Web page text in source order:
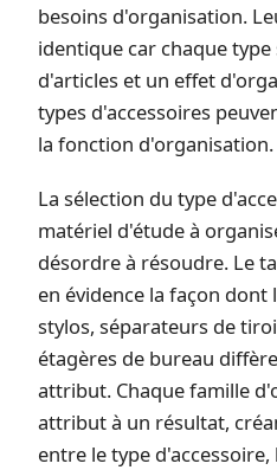
besoins d'organisation.
identique car chaque
d'articles et un effet
types d'accessoires
la fonction d'organisation.
La sélection du type
matériel d'étude à
désordre à résoudre. Le
en évidence la façon dont
stylos, séparateurs de
étagères de bureau
attribut. Chaque famille
attribut à un résultat,
entre le type